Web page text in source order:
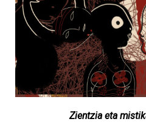
Zientzia eta